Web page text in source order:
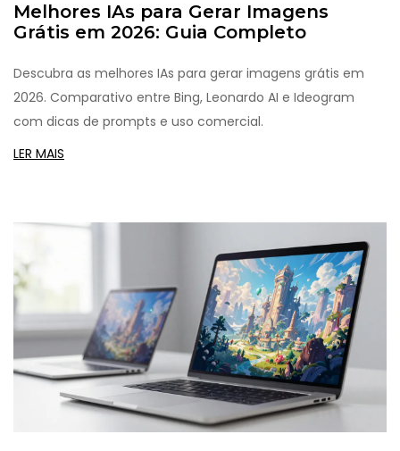
Melhores IAs para Gerar Imagens
Grátis em 2026: Guia Completo
Descubra as melhores IAs para gerar imagens grátis em
2026. Comparativo entre Bing, Leonardo AI e Ideogram
com dicas de prompts e uso comercial.
LER MAIS